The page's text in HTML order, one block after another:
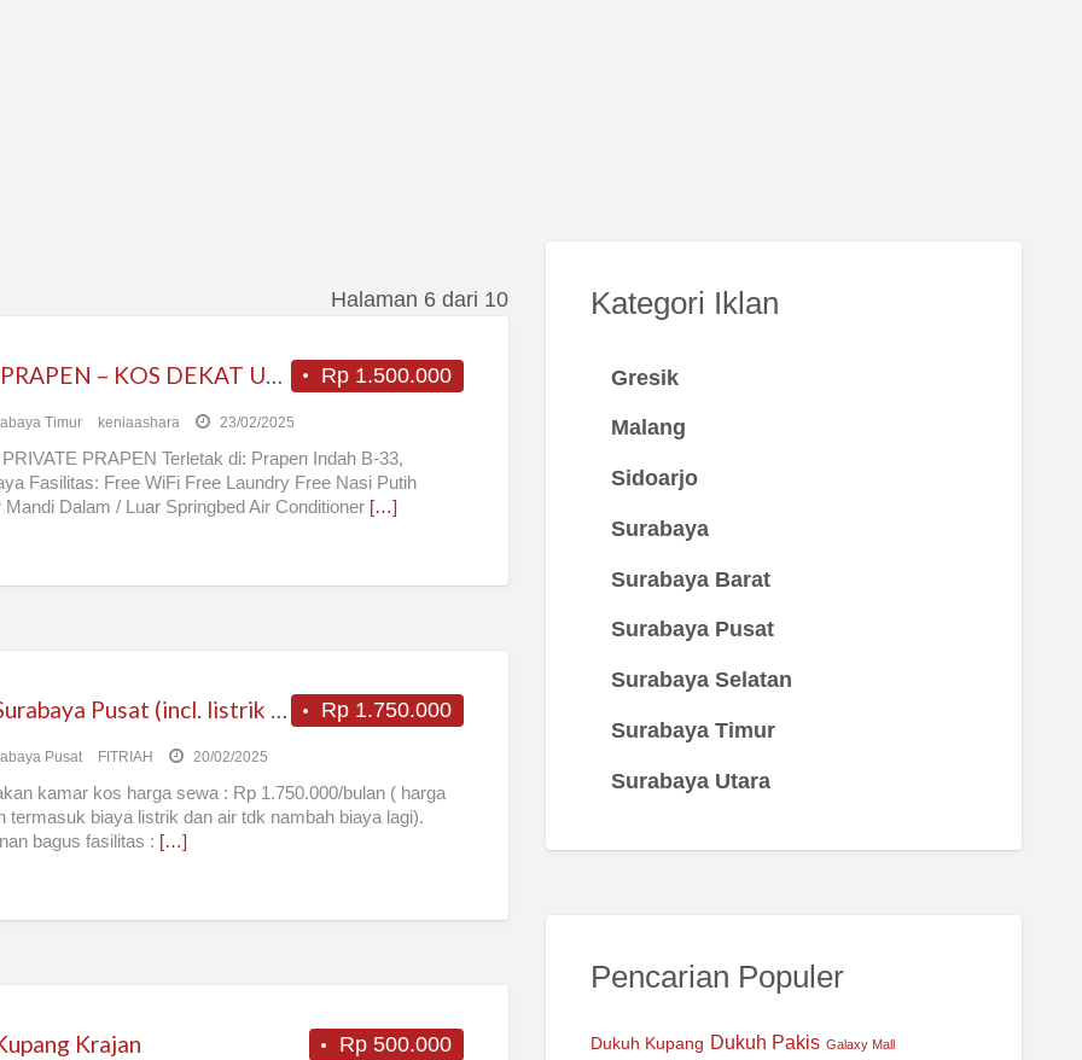
Halaman 6 dari 10
Rp 1.500.000
KOS PRAPEN – KOS DEKAT UBAYA – KOS DEKAT TRISTAR KOS SURABAYA TIMUR
Timur keniaashara 23/02/2025
PRAPEN Terletak di: Prapen Indah B-33,
Fasilitas: Free WiFi Free Laundry Free Nasi Putih
Mandi Dalam / Luar Springbed Air Conditioner […]
Rp 1.750.000
Kos Surabaya Pusat (incl. listrik & air)
Pusat FITRIAH 20/02/2025
kamar kos harga sewa : Rp 1.750.000/bulan ( harga
termasuk biaya listrik dan air tdk nambah biaya lagi).
bagus fasilitas : […]
Rp 500.000
Krajan
Kategori Iklan
Gresik
Malang
Sidoarjo
Surabaya
Surabaya Barat
Surabaya Pusat
Surabaya Selatan
Surabaya Timur
Surabaya Utara
Pencarian Populer
Dukuh Kupang Dukuh Pakis Galaxy Mall